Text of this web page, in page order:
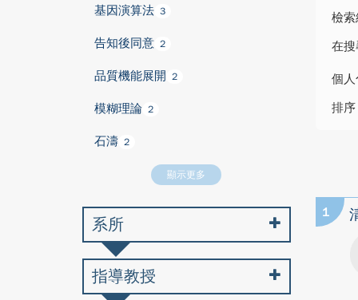
檢
在
個
排序
1
基因演算法 3
告知後同意 2
品質機能展開 2
模糊理論 2
石濤 2
顯示更多
系所
指導教授